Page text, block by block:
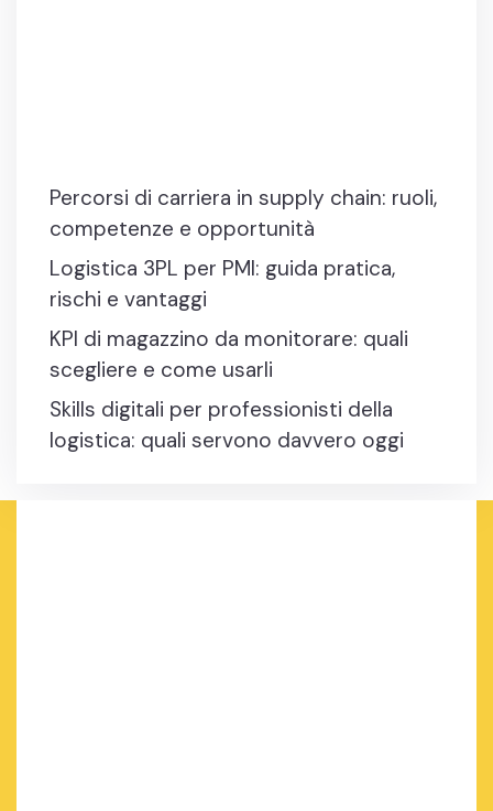
Percorsi di carriera in supply chain: ruoli,
competenze e opportunità
Logistica 3PL per PMI: guida pratica,
rischi e vantaggi
KPI di magazzino da monitorare: quali
scegliere e come usarli
Skills digitali per professionisti della
logistica: quali servono davvero oggi